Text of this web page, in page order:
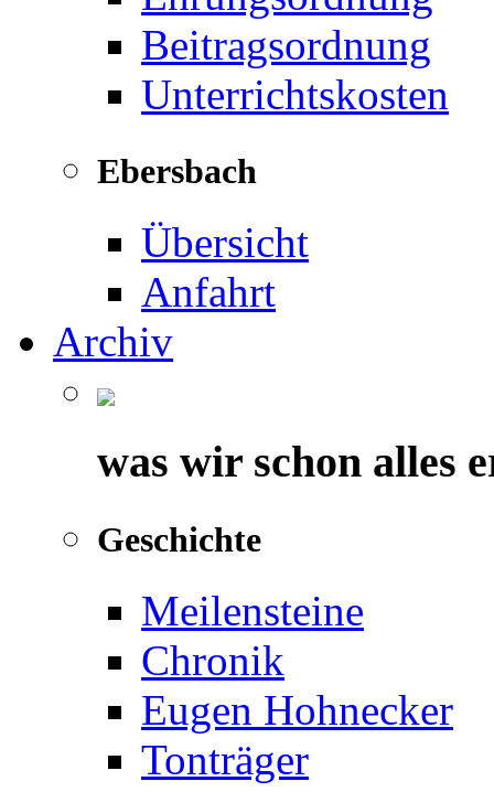
Beitragsordnung
Unterrichtskosten
Ebersbach
Übersicht
Anfahrt
Archiv
was wir schon alles
Geschichte
Meilensteine
Chronik
Eugen Hohnecker
Tonträger